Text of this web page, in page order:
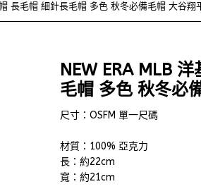
長毛帽 細針長毛帽 多色 秋冬必備毛帽 大谷
NEW ERA MLB
毛帽 多色 秋冬必
尺寸：OSFM 單一尺碼
材質：100% 亞克力
長：約22cm
寬：約21cm